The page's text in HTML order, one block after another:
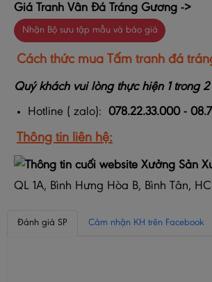
Giá Tranh Vân Đá Tráng Gương ->
Nhận Bộ sưu tập mẫu và báo giá
Cách thức mua Tấm tranh đá
Quý khách vui lòng thực hiện 1 trong
Hotline ( zalo):
078.22.33.000 -
Thông tin liên hệ:
Xưởng Sản
QL 1A, Bình Hưng Hòa B, Bình Tân,
Đánh giá SP Cảm nhận KH trên Facebook